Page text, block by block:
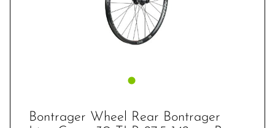
Bontrager Wheel Rear Bontrager